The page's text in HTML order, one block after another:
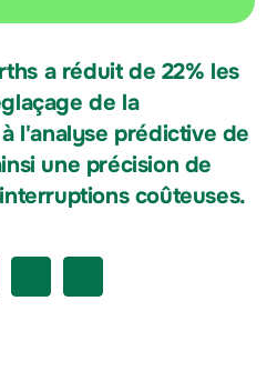
a réduit de 22% les
de la
l'analyse prédictive de
une précision de
coûteuses.